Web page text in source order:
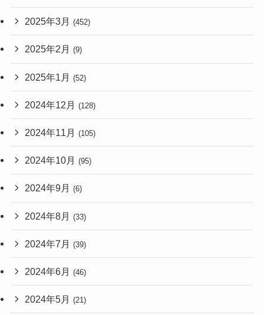
2025年3月 (452)
2025年2月 (9)
2025年1月 (52)
2024年12月 (128)
2024年11月 (105)
2024年10月 (95)
2024年9月 (6)
2024年8月 (33)
2024年7月 (39)
2024年6月 (46)
2024年5月 (21)